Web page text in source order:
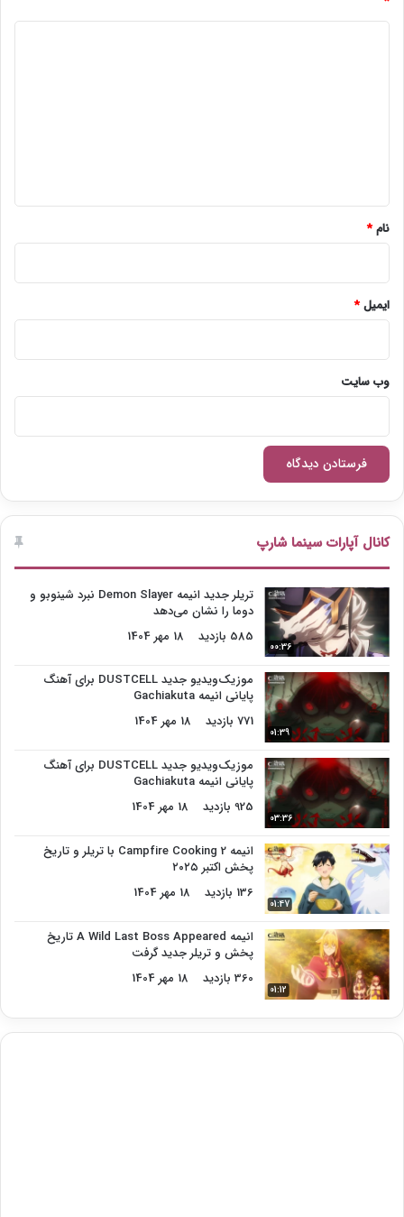
نام*
ایمیل*
وب‌ سایت
کانال آپارات سینما شارپ
00:36
تریلر جدید انیمه Demon Slayer نبرد شینوبو و
دوما را نشان می‌دهد
585 بازدید
18 مهر 1404
01:39
موزیک‌ویدیو جدید DUSTCELL برای آهنگ
پایانی انیمه Gachiakuta
771 بازدید
18 مهر 1404
03:36
موزیک‌ویدیو جدید DUSTCELL برای آهنگ
پایانی انیمه Gachiakuta
925 بازدید
18 مهر 1404
01:47
انیمه Campfire Cooking 2 با تریلر و تاریخ
پخش اکتبر ۲۰۲۵
136 بازدید
18 مهر 1404
01:12
انیمه A Wild Last Boss Appeared تاریخ
پخش و تریلر جدید گرفت
360 بازدید
18 مهر 1404